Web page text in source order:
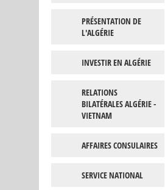
PRÉSENTATION DE
L'ALGÉRIE
INVESTIR EN ALGÉRIE
RELATIONS
BILATÉRALES ALGÉRIE -
VIETNAM
AFFAIRES CONSULAIRES
SERVICE NATIONAL